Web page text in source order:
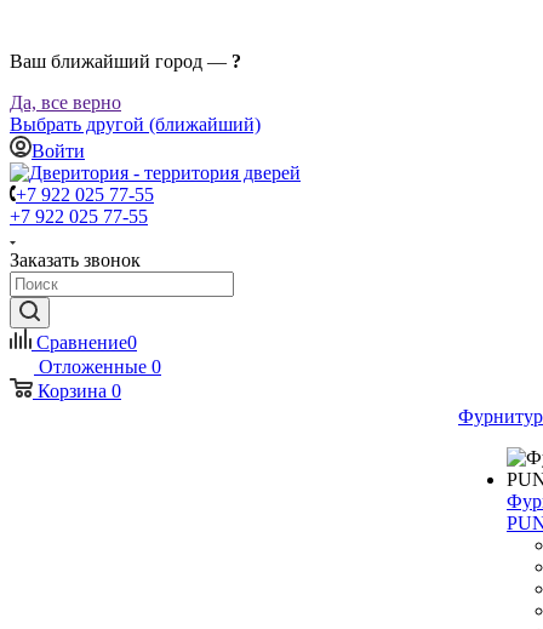
Ваш ближайший город — ?
Да, все верно
Выбрать другой (ближайший)
Войти
+7 922 025 77-55
+7 922 025 77-55
Заказать звонок
Сравнение0
Отложенные 0
Корзина 0